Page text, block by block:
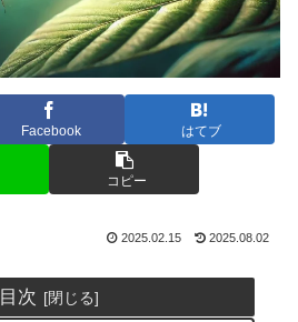
Facebook はてブ
コピー
2025.02.15 2025.08.02
目次